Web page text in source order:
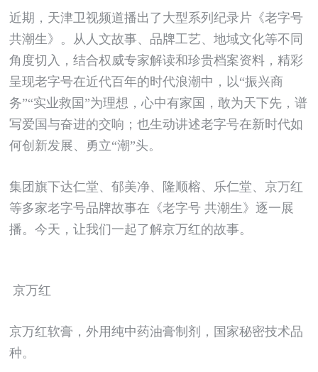
近期，天津卫视频道播出了大型系列纪录片《老字号
共潮生》。从人文故事、品牌工艺、地域文化等不同
角度切入，结合权威专家解读和珍贵档案资料，精彩
呈现老字号在近代百年的时代浪潮中，以“振兴商
务”“实业救国”为理想，心中有家国，敢为天下先，谱
写爱国与奋进的交响；也生动讲述老字号在新时代如
何创新发展、勇立“潮”头。
集团旗下达仁堂、郁美净、隆顺榕、乐仁堂、京万红
等多家老字号品牌故事在《老字号 共潮生》逐一展
播。今天，让我们一起了解京万红的故事。
京万红
京万红软膏，外用纯中药油膏制剂，国家秘密技术品
种。